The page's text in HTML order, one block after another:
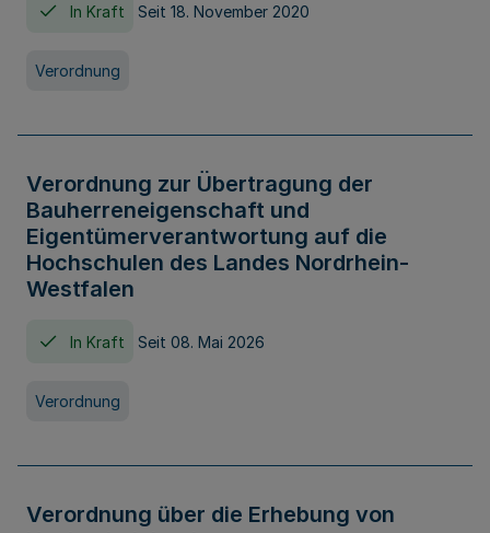
In Kraft Seit 18. November 2020
Verordnung
Verordnung zur Übertragung der
Bauherreneigenschaft und
Eigentümerverantwortung auf die
Hochschulen des Landes Nordrhein-
Westfalen
In Kraft Seit 08. Mai 2026
Verordnung
Verordnung über die Erhebung von